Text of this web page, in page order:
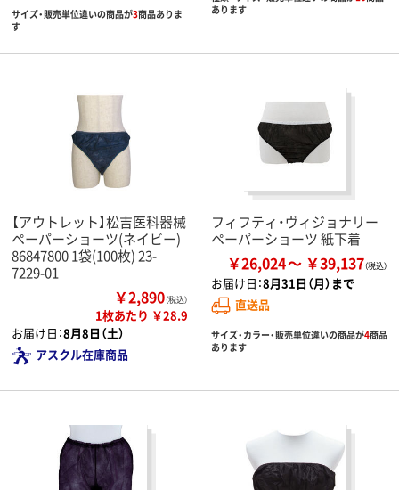
サイズ・販売単位違いの商品が3商品ありま
す
あります
【アウトレット】松吉医科器械
ペーパーショーツ(ネイビー)
86847800 1袋(100枚) 23-
7229-01
￥2,890（税込）
1枚あたり ￥28.9
お届け日：8月8日（土）
アスクル在庫商品
フィフティ・ヴィジョナリー
ペーパーショーツ 紙下着
￥26,024 ￥39,137
お届け日：8月31日（月）まで
直送品
サイズ・カラー・販売単位違いの商品が4商品
あります